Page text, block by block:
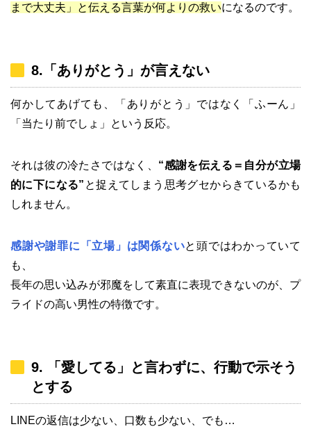
まで大丈夫」と伝える言葉が何よりの救いになるのです。
8.「ありがとう」が言えない
何かしてあげても、「ありがとう」ではなく「ふーん」
「当たり前でしょ」という反応。
それは彼の冷たさではなく、 “感謝を伝える＝自分が立場
的に下になる” と捉えてしまう思考グセからきているかも
しれません。
感謝や謝罪に「立場」は関係ないと頭ではわかっていて
も、
長年の思い込みが邪魔をして素直に表現できないのが、プ
ライドの高い男性の特徴です。
9. 「愛してる」と言わずに、行動で示そう
とする
LINEの返信は少ない、口数も少ない、でも…